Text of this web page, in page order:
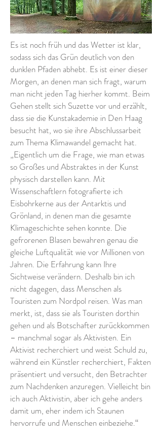
Es ist noch früh und das Wetter ist klar,
sodass sich das Grün deutlich von den
dunklen Pfaden abhebt. Es ist einer dieser
Morgen, an denen man sich fragt, warum
man nicht jeden Tag hierher kommt. Beim
Gehen stellt sich Suzette vor und erzählt,
dass sie die Kunstakademie in Den Haag
besucht hat, wo sie ihre Abschlussarbeit
zum Thema Klimawandel gemacht hat.
„Eigentlich um die Frage, wie man etwas
so Großes und Abstraktes in der Kunst
physisch darstellen kann. Mit
Wissenschaftlern fotografierte ich
Eisbohrkerne aus der Antarktis und
Grönland, in denen man die gesamte
Klimageschichte sehen konnte. Die
gefrorenen Blasen bewahren genau die
gleiche Luftqualität wie vor Millionen von
Jahren. Die Erfahrung kann Ihre
Sichtweise verändern. Deshalb bin ich
nicht dagegen, dass Menschen als
Touristen zum Nordpol reisen. Was man
merkt, ist, dass sie als Touristen dorthin
gehen und als Botschafter zurückkommen
– manchmal sogar als Aktivisten. Ein
Aktivist recherchiert und weist Schuld zu,
während ein Künstler recherchiert, Fakten
präsentiert und versucht, den Betrachter
zum Nachdenken anzuregen. Vielleicht bin
ich auch Aktivistin, aber ich gehe anders
damit um, eher indem ich Staunen
hervorrufe und Menschen einbeziehe.“